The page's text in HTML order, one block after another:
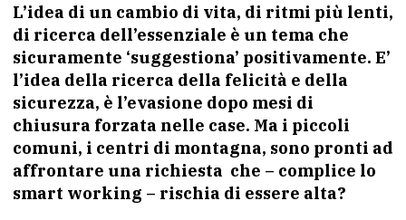
L’idea di un cambio di vita, di ritmi più lenti,
di ricerca dell’essenziale è un tema che
sicuramente ‘suggestiona’ positivamente. E’
l’idea della ricerca della felicità e della
sicurezza, è l’evasione dopo mesi di
chiusura forzata nelle case. Ma i piccoli
comuni, i centri di montagna, sono pronti ad
affrontare una richiesta che – complice lo
smart working – rischia di essere alta?